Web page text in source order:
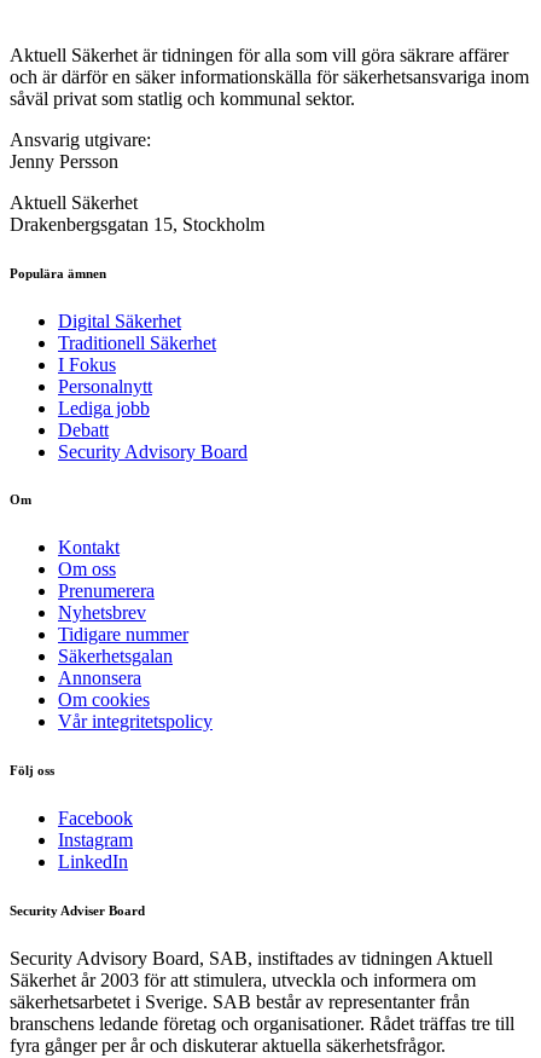
Aktuell Säkerhet är tidningen för alla som vill göra säkrare affärer
och är därför en säker informationskälla för säkerhets­ansvariga inom
såväl privat som statlig och kommunal sektor.
Ansvarig utgivare:
Jenny Persson
Aktuell Säkerhet
Drakenbergsgatan 15, Stockholm
Populära ämnen
Digital Säkerhet
Traditionell Säkerhet
I Fokus
Personalnytt
Lediga jobb
Debatt
Security Advisory Board
Om
Kontakt
Om oss
Prenumerera
Nyhetsbrev
Tidigare nummer
Säkerhetsgalan
Annonsera
Om cookies
Vår integritetspolicy
Följ oss
Facebook
Instagram
LinkedIn
Security Adviser Board
Security Advisory Board, SAB, instiftades av tidningen Aktuell
Säkerhet år 2003 för att stimulera, utveckla och informera om
säkerhetsarbetet i Sverige. SAB består av representanter från
branschens ledande företag och organisationer. Rådet träffas tre till
fyra gånger per år och diskuterar aktuella säkerhetsfrågor.